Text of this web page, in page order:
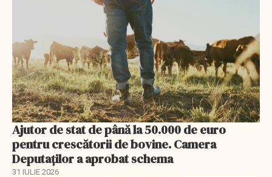
Ajutor de stat de până la 50.000 de euro
pentru crescătorii de bovine. Camera
Deputaților a aprobat schema
31 IULIE 2026